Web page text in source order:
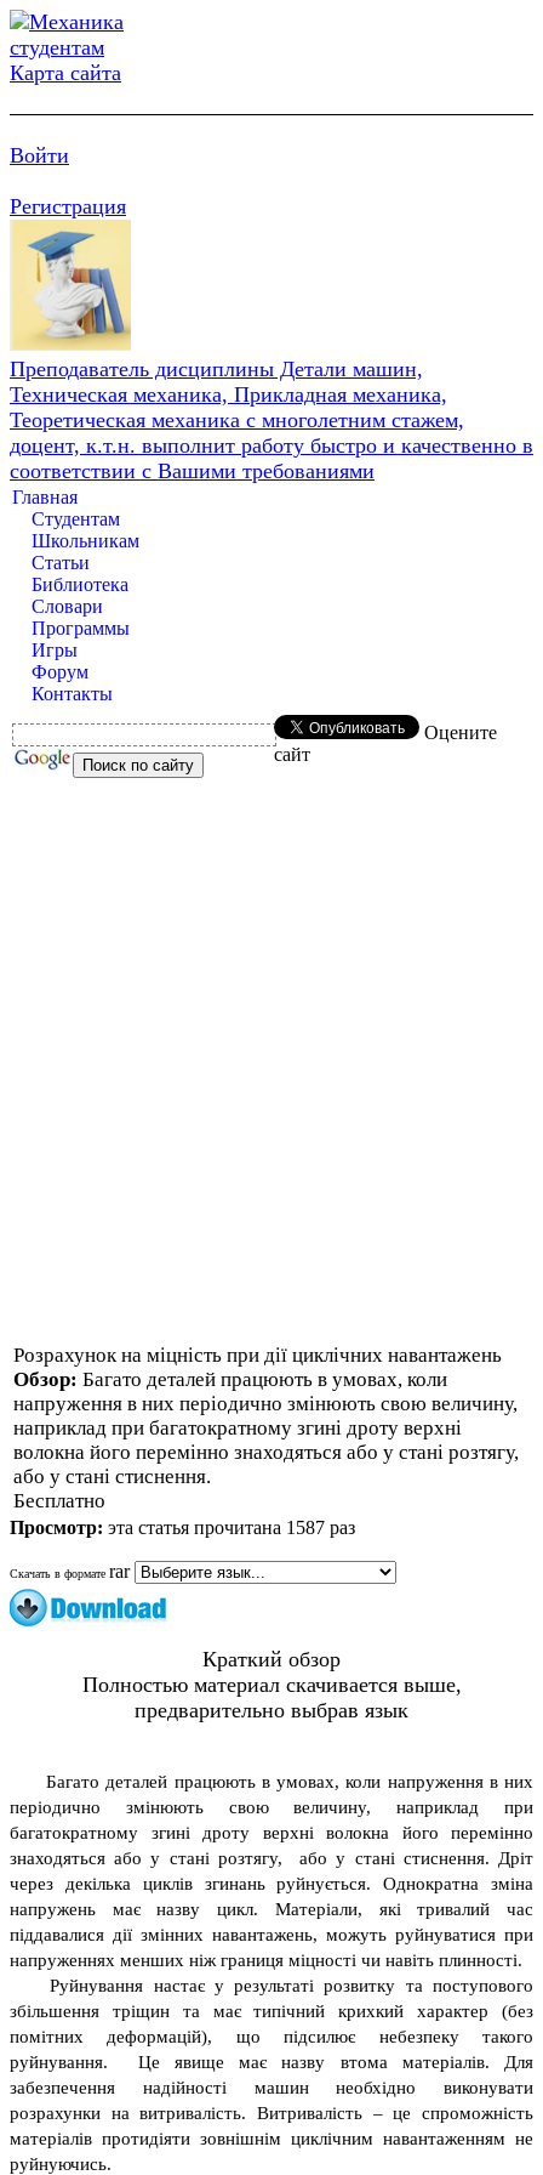
Карта сайта
Войти
Регистрация
Преподаватель дисциплины Детали машин,
Техническая механика, Прикладная механика,
Теоретическая механика с многолетним стажем,
доцент, к.т.н. выполнит работу быстро и качественно в
соответствии с Вашими требованиями
Главная
Студентам
Школьникам
Статьи
Библиотека
Словари
Программы
Игры
Форум
Контакты
Оцените
сайт
Розрахунок на міцність при дії циклічних навантажень
Обзор: Багато деталей працюють в умовах, коли
напруження в них періодично змінюють свою величину,
наприклад при багатократному згині дроту верхні
волокна його перемінно знаходяться або у стані розтягу,
або у стані стиснення.
Бесплатно
Просмотр: эта статья прочитана 1587 раз
Скачать в формате rar
Краткий обзор
Полностью материал скачивается выше,
предварительно выбрав язык
Багато деталей працюють в умовах, коли напруження в них
періодично змінюють свою величину, наприклад при
багатократному згині дроту верхні волокна його перемінно
знаходяться або у стані розтягу, або у стані стиснення. Дріт
через декілька циклів згинань руйнується. Однократна зміна
напружень має назву цикл. Матеріали, які тривалий час
піддавалися дії змінних навантажень, можуть руйнуватися при
напруженнях менших ніж границя міцності чи навіть плинності.
Руйнування настає у результаті розвитку та поступового
збільшення тріщин та має типічний крихкий характер (без
помітних деформацій), що підсилює небезпеку такого
руйнування. Це явище має назву втома матеріалів. Для
забезпечення надійності машин необхідно виконувати
розрахунки на витривалість. Витривалість – це спроможність
матеріалів протидіяти зовнішнім циклічним навантаженням не
руйнуючись.